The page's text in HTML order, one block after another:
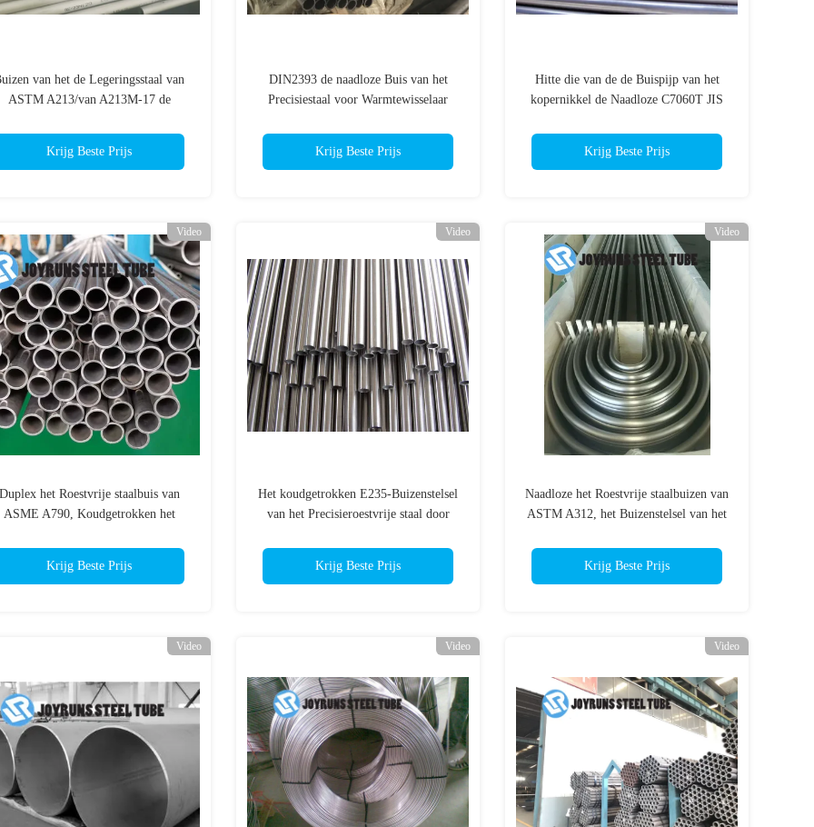
van het de Legeringsstaal van
ASTM A213/van A213M-17 de
Krijg Beste Prijs
DIN2393 de naadloze Buis van het
Precisiestaal voor Warmtewisselaar
Krijg Beste Prijs
Hitte die van de de Buispijp van het
kopernikkel de Naadloze C7060T JIS
Krijg Beste Prijs
Video
het Roestvrije staalbuis van
ASME A790, Koudgetrokken het
Krijg Beste Prijs
Video
Het koudgetrokken E235-Buizenstelsel
van het Precisieroestvrije staal door
Krijg Beste Prijs
Video
Naadloze het Roestvrije staalbuizen van
ASTM A312, het Buizenstelsel van het
Krijg Beste Prijs
Video Video Video